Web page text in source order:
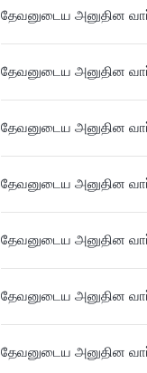
தேவனுடைய அனுதின
தேவனுடைய அனுதின
தேவனுடைய அனுதின
தேவனுடைய அனுதின
தேவனுடைய அனுதின
தேவனுடைய அனுதின
தேவனுடைய அனுதின